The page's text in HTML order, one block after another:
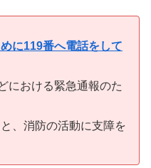
に119番へ電話をして
における緊急通報のた
、消防の活動に支障を